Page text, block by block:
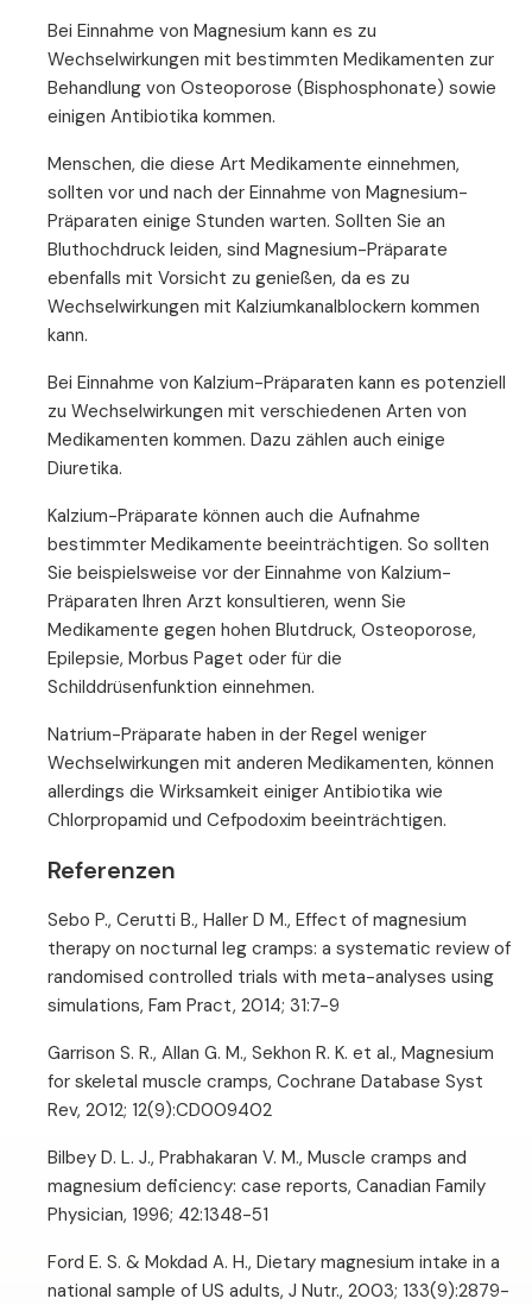
Bei Einnahme von Magnesium kann es zu
Wechselwirkungen mit bestimmten Medikamenten zur
Behandlung von Osteoporose (Bisphosphonate) sowie
einigen Antibiotika kommen.
Menschen, die diese Art Medikamente einnehmen,
sollten vor und nach der Einnahme von Magnesium-
Präparaten einige Stunden warten. Sollten Sie an
Bluthochdruck leiden, sind Magnesium-Präparate
ebenfalls mit Vorsicht zu genießen, da es zu
Wechselwirkungen mit Kalziumkanalblockern kommen
kann.
Bei Einnahme von Kalzium-Präparaten kann es potenziell
zu Wechselwirkungen mit verschiedenen Arten von
Medikamenten kommen. Dazu zählen auch einige
Diuretika.
Kalzium-Präparate können auch die Aufnahme
bestimmter Medikamente beeinträchtigen. So sollten
Sie beispielsweise vor der Einnahme von Kalzium-
Präparaten Ihren Arzt konsultieren, wenn Sie
Medikamente gegen hohen Blutdruck, Osteoporose,
Epilepsie, Morbus Paget oder für die
Schilddrüsenfunktion einnehmen.
Natrium-Präparate haben in der Regel weniger
Wechselwirkungen mit anderen Medikamenten, können
allerdings die Wirksamkeit einiger Antibiotika wie
Chlorpropamid und Cefpodoxim beeinträchtigen.
Referenzen
Sebo P., Cerutti B., Haller D M., Effect of magnesium
therapy on nocturnal leg cramps: a systematic review of
randomised controlled trials with meta-analyses using
simulations, Fam Pract, 2014; 31:7-9
Garrison S. R., Allan G. M., Sekhon R. K. et al., Magnesium
for skeletal muscle cramps, Cochrane Database Syst
Rev, 2012; 12(9):CD009402
Bilbey D. L. J., Prabhakaran V. M., Muscle cramps and
magnesium deficiency: case reports, Canadian Family
Physician, 1996; 42:1348-51
Ford E. S. & Mokdad A. H., Dietary magnesium intake in a
national sample of US adults, J Nutr., 2003; 133(9):2879-